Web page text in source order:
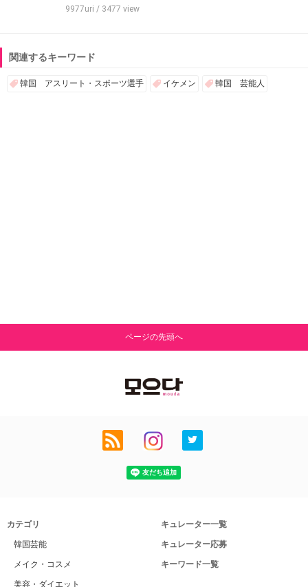
9977uri / 3477 view
関連するキーワード
韓国 アスリート・スポーツ選手 イケメン 韓国 芸能人
ページの先頭へ
カテゴリ
韓国芸能
メイク・コスメ
美容・ダイエット
キュレーター一覧
キュレーター応募
キーワード一覧